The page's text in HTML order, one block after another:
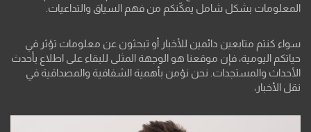
المعلومات بشكل شامل يمكّنكم من فهم السياق والتداعيات.
سواء كنتم متابعين دائمين للأخبار أو تبحثون عن معلومات تؤثر في
حياتكم اليومية، فإن موقعنا هو الوجهة المثلى للبقاء على اطلاع بأحدث
الأحداث والمستجدات. نحن نؤمن بأهمية الشفافية والمصداقية في
نقل الأخبار،